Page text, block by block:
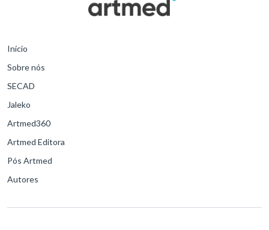
Início
Sobre nós
SECAD
Jaleko
Artmed360
Artmed Editora
Pós Artmed
Autores